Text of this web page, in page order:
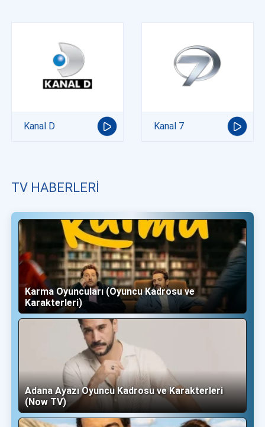
Kanal D Kanal 7
TV HABERLERI
Karma Oyuncuları (Oyuncu Kadrosu ve
Karakterleri)
Adana Ayazı Oyuncu Kadrosu ve Karakterleri
(Now TV)